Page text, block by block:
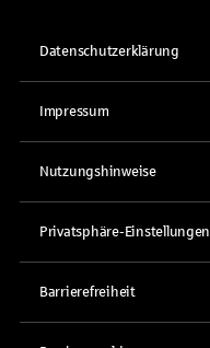
Datenschutzerklärung
Impressum
Nutzungshinweise
Privatsphäre-Einstellungen
Barrierefreiheit